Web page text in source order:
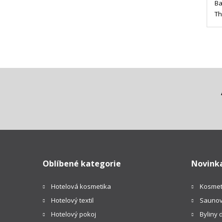
Oblíbené kategorie
Hotelová kosmetika
Hotelový textil
Hotelový pokoj
Byliny